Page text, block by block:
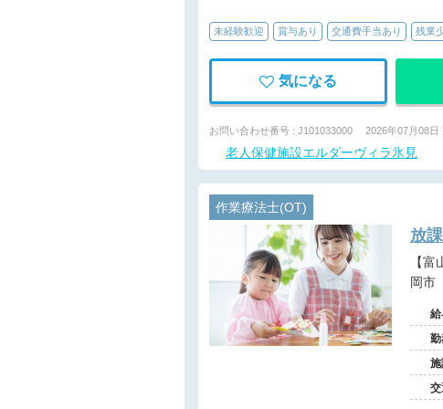
未経験歓迎 賞与あり 交通費手当あり 残業
気になる
お問い合わせ番号 : J101033000 2026年07月08日
老人保健施設エルダーヴィラ氷見
作業療法士(OT)
放
【富山県/高岡市】 【日
岡市